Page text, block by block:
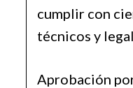
cumplir con
técnicos y
Aprobación